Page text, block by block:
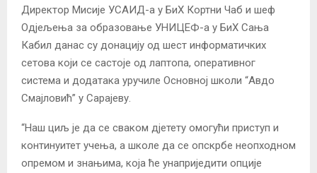
Директор Мисије УСАИД-а у БиХ Кортни Чаб и шеф
Одјељења за образовање УНИЦЕФ-а у БиХ Сања
Кабил данас су донацију од шест информатичких
сетова који се састоје од лаптопа, оперативног
система и додатака уручиле Основној школи “Авдо
Смајловић” у Сарајеву.
“Наш циљ је да се сваком дјетету омогући приступ и
континуитет учења, а школе да се опскрбе неопходном
опремом и знањима, која ће унаприједити опције